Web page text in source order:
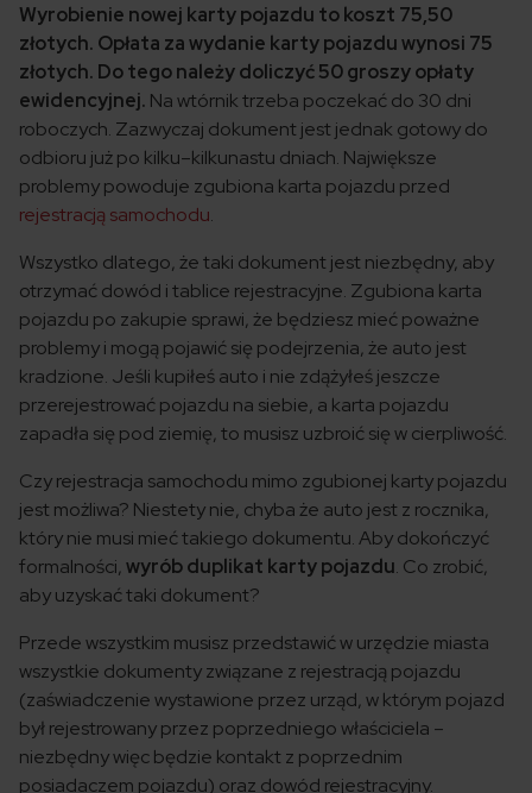
Wyrobienie nowej karty pojazdu to koszt 75,50
złotych. Opłata za wydanie karty pojazdu wynosi 75
złotych. Do tego należy doliczyć 50 groszy opłaty
ewidencyjnej. Na wtórnik trzeba poczekać do 30 dni
roboczych. Zazwyczaj dokument jest jednak gotowy do
odbioru już po kilku–kilkunastu dniach. Największe
problemy powoduje zgubiona karta pojazdu przed
rejestracją samochodu.
Wszystko dlatego, że taki dokument jest niezbędny, aby
otrzymać dowód i tablice rejestracyjne. Zgubiona karta
pojazdu po zakupie sprawi, że będziesz mieć poważne
problemy i mogą pojawić się podejrzenia, że auto jest
kradzione. Jeśli kupiłeś auto i nie zdążyłeś jeszcze
przerejestrować pojazdu na siebie, a karta pojazdu
zapadła się pod ziemię, to musisz uzbroić się w cierpliwość.
Czy rejestracja samochodu mimo zgubionej karty pojazdu
jest możliwa? Niestety nie, chyba że auto jest z rocznika,
który nie musi mieć takiego dokumentu. Aby dokończyć
formalności,wyrób duplikat karty pojazdu. Co zrobić,
aby uzyskać taki dokument?
Przede wszystkim musisz przedstawić w urzędzie miasta
wszystkie dokumenty związane z rejestracją pojazdu
(zaświadczenie wystawione przez urząd, w którym pojazd
był rejestrowany przez poprzedniego właściciela –
niezbędny więc będzie kontakt z poprzednim
posiadaczem pojazdu) oraz dowód rejestracyjny.